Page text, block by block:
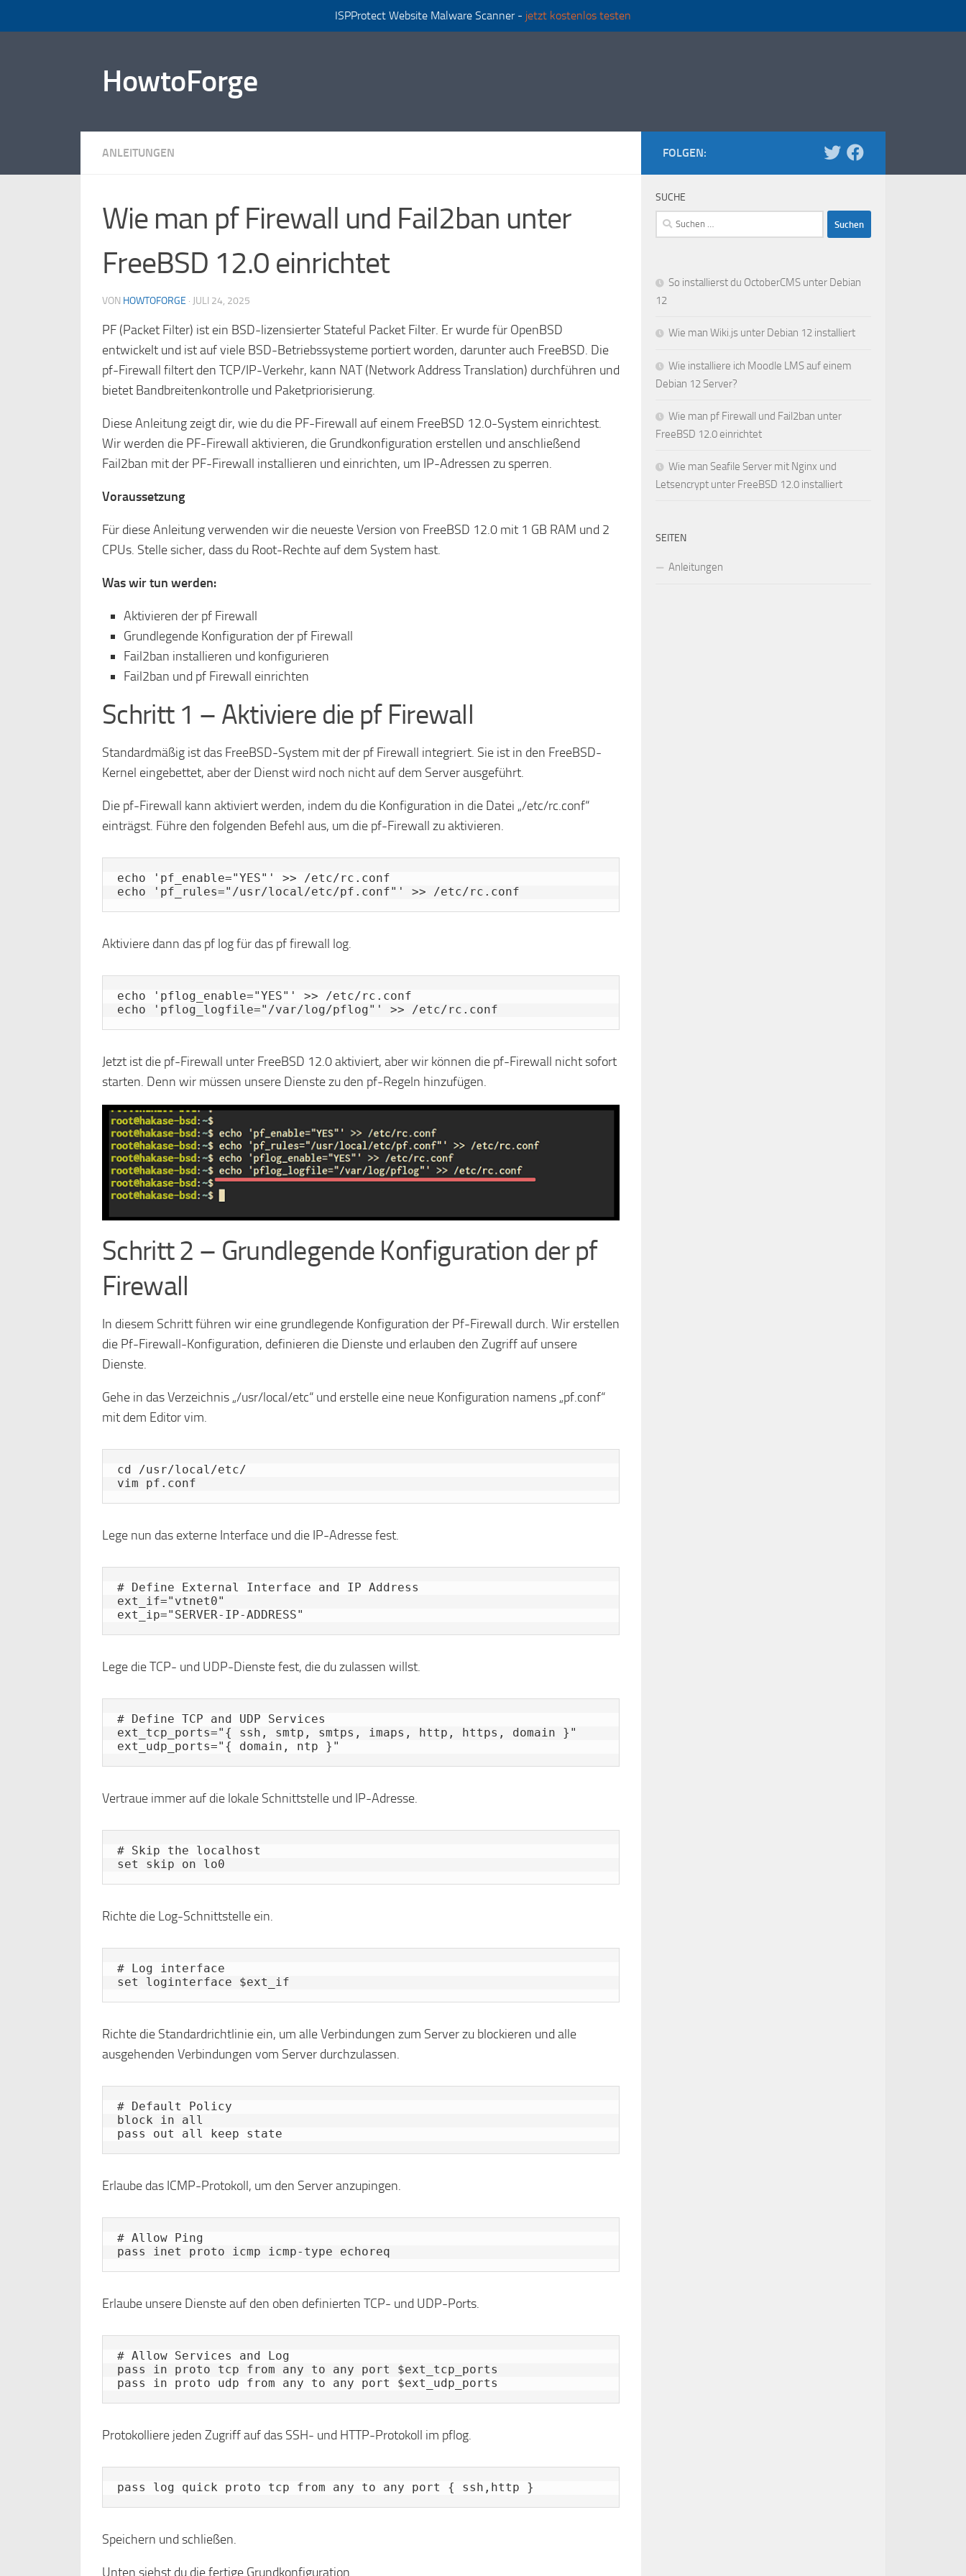
ISPProtect Website Malware Scanner - jetzt kostenlos testen
HowtoForge
ANLEITUNGEN
Wie man pf Firewall und Fail2ban unter
FreeBSD 12.0 einrichtet
VON HOWTOFORGE · JULI 24, 2025
PF (Packet Filter) ist ein BSD-lizensierter Stateful Packet Filter. Er wurde für OpenBSD
entwickelt und ist auf viele BSD-Betriebssysteme portiert worden, darunter auch FreeBSD. Die
pf-Firewall filtert den TCP/IP-Verkehr, kann NAT (Network Address Translation) durchführen und
bietet Bandbreitenkontrolle und Paketpriorisierung.
Diese Anleitung zeigt dir, wie du die PF-Firewall auf einem FreeBSD 12.0-System einrichtest.
Wir werden die PF-Firewall aktivieren, die Grundkonfiguration erstellen und anschließend
Fail2ban mit der PF-Firewall installieren und einrichten, um IP-Adressen zu sperren.
Voraussetzung
Für diese Anleitung verwenden wir die neueste Version von FreeBSD 12.0 mit 1 GB RAM und 2
CPUs. Stelle sicher, dass du Root-Rechte auf dem System hast.
Was wir tun werden:
Aktivieren der pf Firewall
Grundlegende Konfiguration der pf Firewall
Fail2ban installieren und konfigurieren
Fail2ban und pf Firewall einrichten
Schritt 1 – Aktiviere die pf Firewall
Standardmäßig ist das FreeBSD-System mit der pf Firewall integriert. Sie ist in den FreeBSD-
Kernel eingebettet, aber der Dienst wird noch nicht auf dem Server ausgeführt.
Die pf-Firewall kann aktiviert werden, indem du die Konfiguration in die Datei „/etc/rc.conf“
einträgst. Führe den folgenden Befehl aus, um die pf-Firewall zu aktivieren.
echo 'pf_enable="YES"' >> /etc/rc.conf
echo 'pf_rules="/usr/local/etc/pf.conf"' >> /etc/rc.conf
Aktiviere dann das pf log für das pf firewall log.
echo 'pflog_enable="YES"' >> /etc/rc.conf
echo 'pflog_logfile="/var/log/pflog"' >> /etc/rc.conf
Jetzt ist die pf-Firewall unter FreeBSD 12.0 aktiviert, aber wir können die pf-Firewall nicht sofort
starten. Denn wir müssen unsere Dienste zu den pf-Regeln hinzufügen.
Schritt 2 – Grundlegende Konfiguration der pf
Firewall
In diesem Schritt führen wir eine grundlegende Konfiguration der Pf-Firewall durch. Wir erstellen
die Pf-Firewall-Konfiguration, definieren die Dienste und erlauben den Zugriff auf unsere
Dienste.
Gehe in das Verzeichnis „/usr/local/etc“ und erstelle eine neue Konfiguration namens „pf.conf“
mit dem Editor vim.
cd /usr/local/etc/
vim pf.conf
Lege nun das externe Interface und die IP-Adresse fest.
# Define External Interface and IP Address
ext_if="vtnet0"
ext_ip="SERVER-IP-ADDRESS"
Lege die TCP- und UDP-Dienste fest, die du zulassen willst.
# Define TCP and UDP Services
ext_tcp_ports="{ ssh, smtp, smtps, imaps, http, https, domain }"
ext_udp_ports="{ domain, ntp }"
Vertraue immer auf die lokale Schnittstelle und IP-Adresse.
# Skip the localhost
set skip on lo0
Richte die Log-Schnittstelle ein.
# Log interface
set loginterface $ext_if
Richte die Standardrichtlinie ein, um alle Verbindungen zum Server zu blockieren und alle
ausgehenden Verbindungen vom Server durchzulassen.
# Default Policy
block in all
pass out all keep state
Erlaube das ICMP-Protokoll, um den Server anzupingen.
# Allow Ping
pass inet proto icmp icmp-type echoreq
Erlaube unsere Dienste auf den oben definierten TCP- und UDP-Ports.
# Allow Services and Log
pass in proto tcp from any to any port $ext_tcp_ports
pass in proto udp from any to any port $ext_udp_ports
Protokolliere jeden Zugriff auf das SSH- und HTTP-Protokoll im pflog.
pass log quick proto tcp from any to any port { ssh,http }
Speichern und schließen.
Unten siehst du die fertige Grundkonfiguration.
FOLGEN:
SUCHE
Suchen
nach:
So installierst du OctoberCMS unter Debian
12
Wie man Wiki.js unter Debian 12 installiert
Wie installiere ich Moodle LMS auf einem
Debian 12 Server?
Wie man pf Firewall und Fail2ban unter
FreeBSD 12.0 einrichtet
Wie man Seafile Server mit Nginx und
Letsencrypt unter FreeBSD 12.0 installiert
SEITEN
Anleitungen